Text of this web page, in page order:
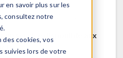
en savoir plus sur les
consultez notre
cookies, vos
suivies lors de votre
Access
un service disponible aux